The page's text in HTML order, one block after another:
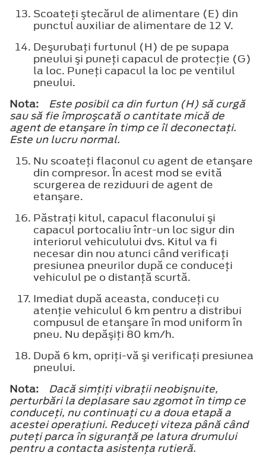
Scoateţi ştecărul de alimentare (E) din
punctul auxiliar de alimentare de 12 V.
Deşurubaţi furtunul (H) de pe supapa
pneului şi puneţi capacul de protecţie (G)
la loc. Puneţi capacul la loc pe ventilul
pneului.
Nota:
Este posibil ca din furtun (H) să curgă
sau să fie împroşcată o cantitate mică de
agent de etanşare în timp ce îl deconectaţi.
Este un lucru normal.
Nu scoateţi flaconul cu agent de etanşare
din compresor. În acest mod se evită
scurgerea de reziduuri de agent de
etanşare.
Păstraţi kitul, capacul flaconului şi
capacul portocaliu într-un loc sigur din
interiorul vehiculului dvs. Kitul va fi
necesar din nou atunci când verificaţi
presiunea pneurilor după ce conduceţi
vehiculul pe o distanţă scurtă.
Imediat după aceasta, conduceţi cu
atenţie vehiculul 6 km pentru a distribui
compusul de etanşare în mod uniform în
pneu. Nu depăşiţi 80 km/h.
După 6 km, opriţi-vă şi verificaţi presiunea
pneului.
Nota:
Dacă simţiţi vibraţii neobişnuite,
perturbări la deplasare sau zgomot în timp ce
conduceţi, nu continuaţi cu a doua etapă a
acestei operaţiuni. Reduceţi viteza până când
puteţi parca în siguranţă pe latura drumului
pentru a contacta asistenţa rutieră.